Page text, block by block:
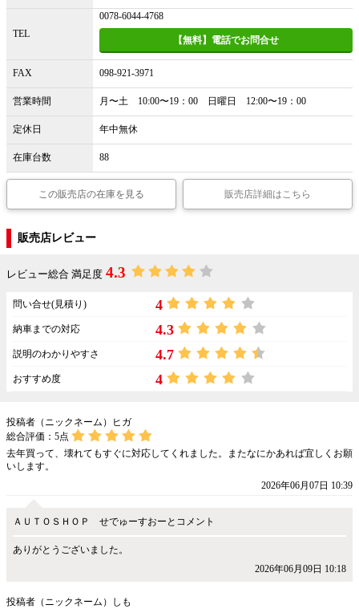
TEL
0078-6044-4768
【無料】電話でお問合せ
FAX 098-921-3971
営業時間 月〜土 10:00〜19：00 日曜日 12:00〜19：00
定休日 年中無休
在庫台数 88
この販売店の在庫を見る 販売店詳細はこちら
販売店レビュー
レビュー総合 満足度 4.3
問い合せ(見積り) 4
納車までの対応 4.3
説明のわかりやすさ 4.7
おすすめ度 4
投稿者（ニックネーム）ヒガ
総合評価： 5点
去年買って、壊れてもすぐに対応してくれました。またなにかあれば宜しくお願
いします。
2026年06月07日 10:39
ＡＵＴＯＳＨＯＰ せでゅーすおーとコメント
ありがとうございました。
2026年06月09日 10:18
投稿者（ニックネーム）しも